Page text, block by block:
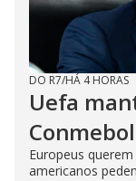
DO R7/HÁ 4 HORAS
Uefa
Europeus
americanos